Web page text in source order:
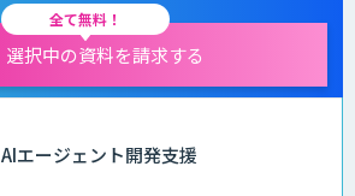
全て無料！
選択中の資料を請求する
AIエージェント開発支援